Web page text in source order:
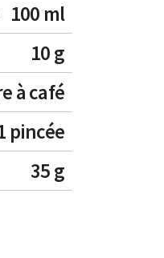
100 ml
10 g
à café
pincée
35 g